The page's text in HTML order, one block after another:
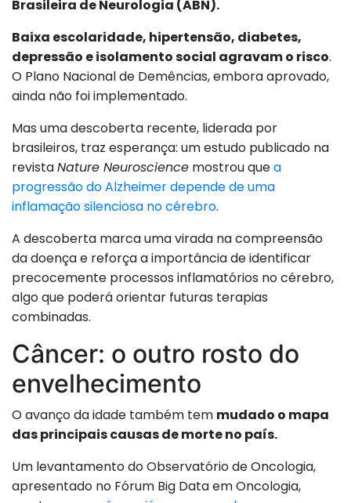
Brasileira de Neurologia (ABN).
Baixa escolaridade, hipertensão, diabetes,
depressão e isolamento social agravam o risco.
O Plano Nacional de Demências, embora aprovado,
ainda não foi implementado.
Mas uma descoberta recente, liderada por
brasileiros, traz esperança: um estudo publicado na
revistaNature Neuroscience mostrou quea
progressão do Alzheimer depende de uma
inflamação silenciosa no cérebro.
A descoberta marca uma virada na compreensão
da doença e reforça a importância de identificar
precocemente processos inflamatórios no cérebro,
algo que poderá orientar futuras terapias
combinadas.
Câncer: o outro rosto do
envelhecimento
O avanço da idade também tem mudado o mapa
das principais causas de morte no país.
Um levantamento do Observatório de Oncologia,
apresentado no Fórum Big Data em Oncologia,